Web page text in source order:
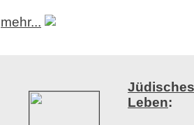
mehr...
Jüdisches
Leben: